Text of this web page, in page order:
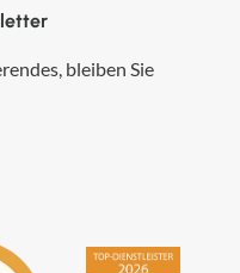
bleiben Sie